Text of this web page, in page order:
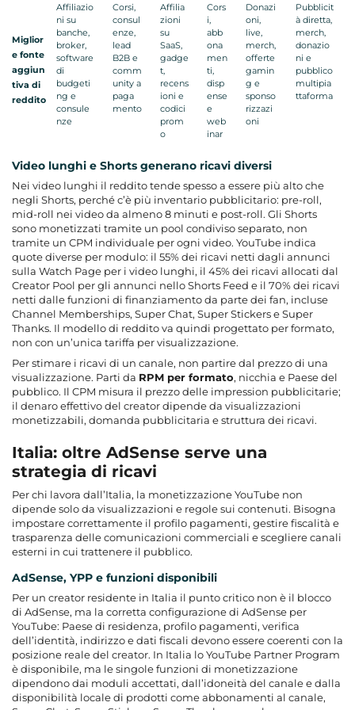
Miglior
e fonte
aggiun
tiva di
reddito
Affiliazio
ni su
banche,
broker,
software
di
budgeti
ng e
consule
nze
Corsi,
consul
enze,
lead
B2B e
comm
unity a
paga
mento
Affilia
zioni
su
SaaS,
gadge
t,
recens
ioni e
codici
prom
o
Cors
i,
abb
ona
men
ti,
disp
ense
e
web
inar
Donazi
oni,
live,
merch,
offerte
gamin
g e
sponso
rizzazi
oni
Pubblicit
à diretta,
merch,
donazio
ni e
pubblico
multipia
ttaforma
Video lunghi e Shorts generano ricavi diversi
Nei video lunghi il reddito tende spesso a essere più alto che
negli Shorts, perché c’è più inventario pubblicitario: pre-roll,
mid-roll nei video da almeno 8 minuti e post-roll. Gli Shorts
sono monetizzati tramite un pool condiviso separato, non
tramite un CPM individuale per ogni video. YouTube indica
quote diverse per modulo: il 55% dei ricavi netti dagli annunci
sulla Watch Page per i video lunghi, il 45% dei ricavi allocati dal
Creator Pool per gli annunci nello Shorts Feed e il 70% dei ricavi
netti dalle funzioni di finanziamento da parte dei fan, incluse
Channel Memberships, Super Chat, Super Stickers e Super
Thanks. Il modello di reddito va quindi progettato per formato,
non con un’unica tariffa per visualizzazione.
Per stimare i ricavi di un canale, non partire dal prezzo di una
visualizzazione. Parti da RPM per formato, nicchia e Paese del
pubblico. Il CPM misura il prezzo delle impression pubblicitarie;
il denaro effettivo del creator dipende da visualizzazioni
monetizzabili, domanda pubblicitaria e struttura dei ricavi.
Italia: oltre AdSense serve una
strategia di ricavi
Per chi lavora dall’Italia, la monetizzazione YouTube non
dipende solo da visualizzazioni e regole sui contenuti. Bisogna
impostare correttamente il profilo pagamenti, gestire fiscalità e
trasparenza delle comunicazioni commerciali e scegliere canali
esterni in cui trattenere il pubblico.
AdSense, YPP e funzioni disponibili
Per un creator residente in Italia il punto critico non è il blocco
di AdSense, ma la corretta configurazione di AdSense per
YouTube: Paese di residenza, profilo pagamenti, verifica
dell’identità, indirizzo e dati fiscali devono essere coerenti con la
posizione reale del creator. In Italia lo YouTube Partner Program
è disponibile, ma le singole funzioni di monetizzazione
dipendono dai moduli accettati, dall’idoneità del canale e dalla
disponibilità locale di prodotti come abbonamenti al canale,